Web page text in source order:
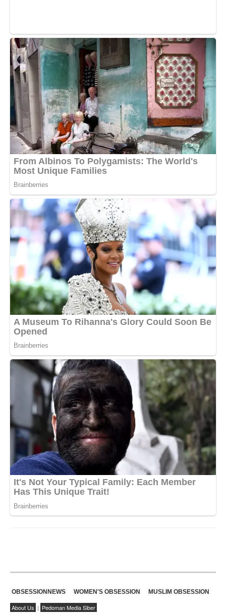
OBSESSIONNEWS WOMEN'S OBSESSION MUSLIM OBSESSION
About Us | Pedoman Media Siber